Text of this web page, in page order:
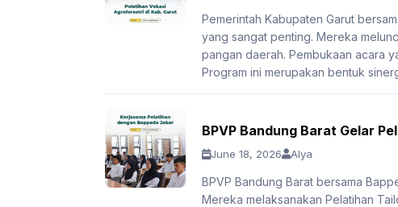
Pemerintah Kabupaten Garut
yang sangat penting. Mereka
pangan daerah. Pembukaan acara
Program ini merupakan bentuk
BPVP Bandung Barat Gelar
June 18, 2026 Alya
BPVP Bandung Barat bersama
Mereka melaksanakan Pelatihan